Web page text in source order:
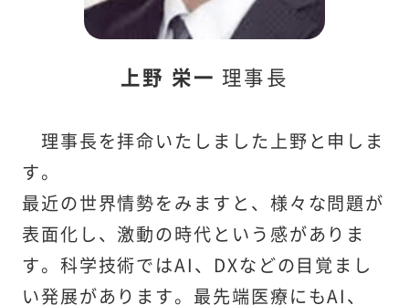
上野 栄一 理事長
理事長を拝命いたしました上野と申しま
す。
最近の世界情勢をみますと、様々な問題が
表面化し、激動の時代という感がありま
す。科学技術ではAI、DXなどの目覚まし
い発展があります。最先端医療にもAI、